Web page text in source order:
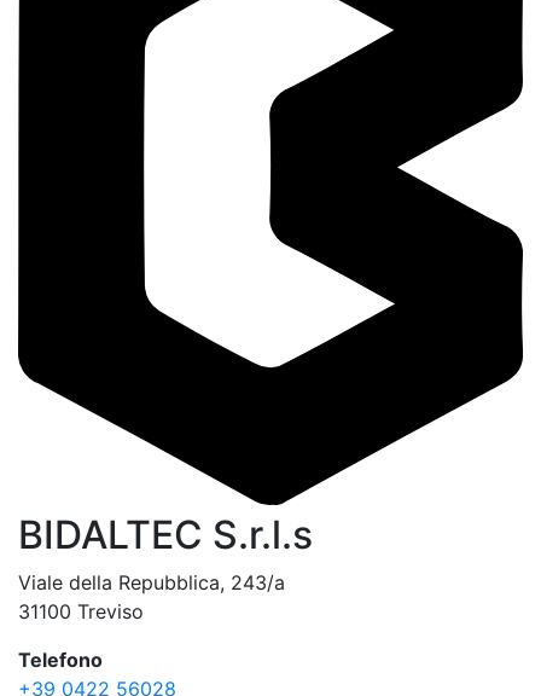
BIDALTEC S.r.l.s
Viale della Repubblica, 243/a
31100 Treviso
Telefono
+39 0422 56028